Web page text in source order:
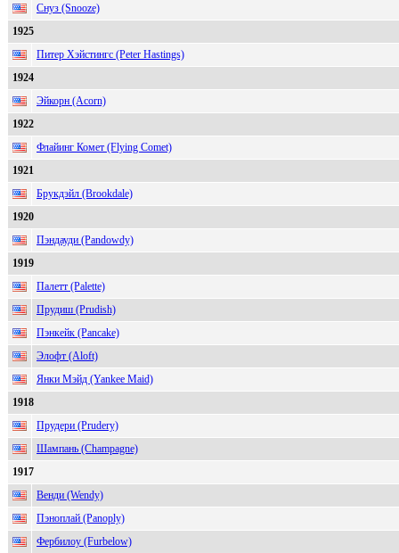
Снуз (Snooze)
1925
Питер Хэйстингс (Peter Hastings)
1924
Эйкорн (Acorn)
1922
Флайинг Комет (Flying Comet)
1921
Брукдэйл (Brookdale)
1920
Пэндауди (Pandowdy)
1919
Палетт (Palette)
Прудиш (Prudish)
Пэнкейк (Pancake)
Элофт (Aloft)
Янки Мэйд (Yankee Maid)
1918
Прудери (Prudery)
Шампань (Champagne)
1917
Венди (Wendy)
Пэноплай (Panoply)
Фербилоу (Furbelow)